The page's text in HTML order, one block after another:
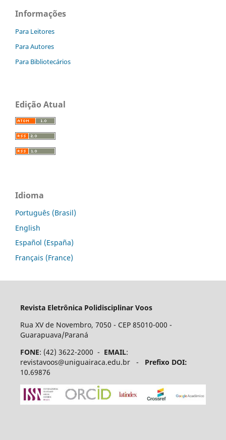
Informações
Para Leitores
Para Autores
Para Bibliotecários
Edição Atual
Idioma
Português (Brasil)
English
Español (España)
Français (France)
Revista Eletrônica Polidisciplinar Voos
Rua XV de Novembro, 7050 - CEP 85010-000 -
Guarapuava/Paraná
FONE: (42) 3622-2000 - EMAIL:
revistavoos@uniguairaca.edu.br - Prefixo DOI:
10.69876